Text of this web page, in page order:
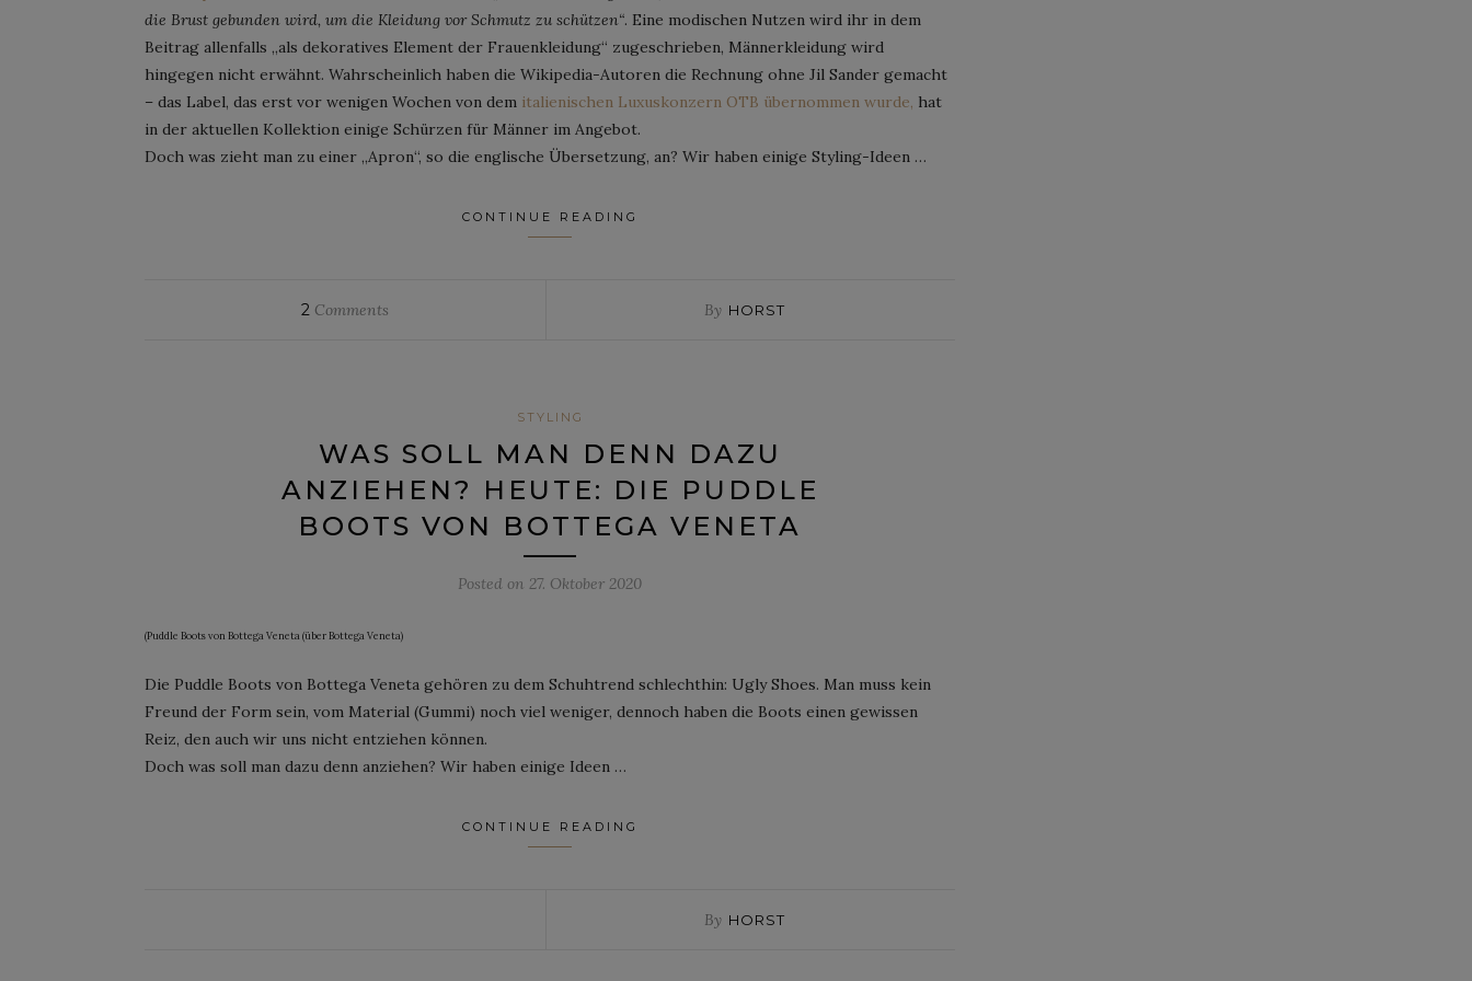
die Brust gebunden wird, um die Kleidung vor Schmutz zu schützen“. Eine modischen Nutzen wird ihr in dem
Beitrag allenfalls „als dekoratives Element der Frauenkleidung“ zugeschrieben, Männerkleidung wird
hingegen nicht erwähnt. Wahrscheinlich haben die Wikipedia-Autoren die Rechnung ohne Jil Sander gemacht
– das Label, das erst vor wenigen Wochen von dem italienischen Luxuskonzern OTB übernommen wurde, hat
in der aktuellen Kollektion einige Schürzen für Männer im Angebot.
Doch was zieht man zu einer „Apron“, so die englische Übersetzung, an? Wir haben einige Styling-Ideen …
CONTINUE READING
2 Comments By HORST
STYLING
WAS SOLL MAN DENN DAZU
ANZIEHEN? HEUTE: DIE PUDDLE
BOOTS VON BOTTEGA VENETA
Posted on 27. Oktober 2020
(Puddle Boots von Bottega Veneta (über Bottega Veneta)
Die Puddle Boots von Bottega Veneta gehören zu dem Schuhtrend schlechthin: Ugly Shoes. Man muss kein
Freund der Form sein, vom Material (Gummi) noch viel weniger, dennoch haben die Boots einen gewissen
Reiz, den auch wir uns nicht entziehen können.
Doch was soll man dazu denn anziehen? Wir haben einige Ideen …
CONTINUE READING
By HORST